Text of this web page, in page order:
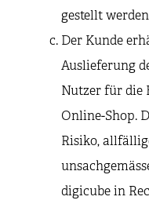
gestellt
Der Kunde
Auslieferung
Nutzer für die
Online-Shop.
Risiko,
digicube in